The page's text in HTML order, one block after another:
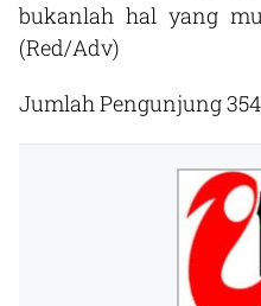
bukanlah hal yang
(Red/Adv)
Jumlah Pengunjung354